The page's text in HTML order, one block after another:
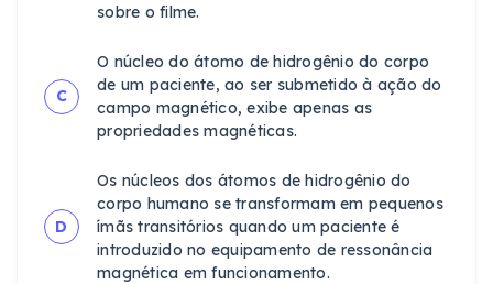
sobre o filme.
C
O núcleo do átomo de hidrogênio do corpo
de um paciente, ao ser submetido à ação do
campo magnético, exibe apenas as
propriedades magnéticas.
D
Os núcleos dos átomos de hidrogênio do
corpo humano se transformam em pequenos
ímãs transitórios quando um paciente é
introduzido no equipamento de ressonância
magnética em funcionamento.